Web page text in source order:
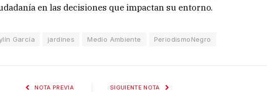
en las decisiones que impactan su entorno.
García jardines Medio Ambiente PeriodismoNegro
NOTA PREVIA SIGUIENTE NOTA